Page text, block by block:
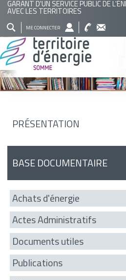
GARANT D'UN SERVICE PUBLIC DE
AVEC LES TERRITOIRES
ME CONNECTER
RECHERCHER
PRÉSENTATION
BASE DOCUMENTAIRE
Achats d'énergie
Actes Administratifs
Documents utiles
Publications
QUI
SOMMES
NOUS
?
NOS
ACTIONS
ACTUALITÉS
AGENDA
BASE
DOCUMENTAIRE